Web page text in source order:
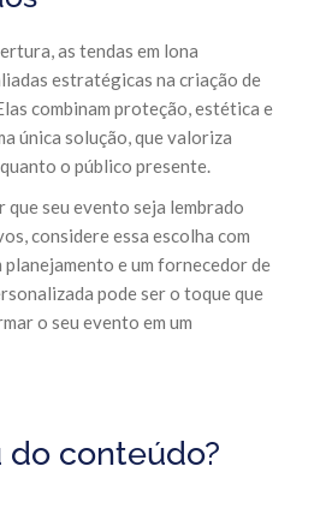
as tendas em lona
estratégicas na criação de
combinam proteção, estética e
única solução, que valoriza
o público presente.
que seu evento seja lembrado
considere essa escolha com
planejamento e um fornecedor de
pode ser o toque que
o seu evento em um
do conteúdo?